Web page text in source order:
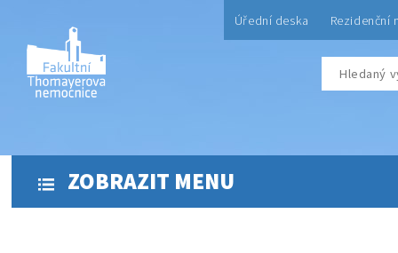
Úřední deska Rezidenční
ZOBRAZIT MENU